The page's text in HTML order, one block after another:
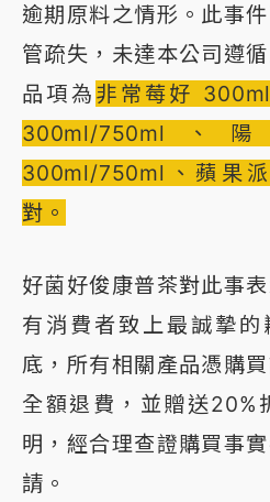
逾期原料之情形。此事
管疏失，未達本公司遵
品項為 非常莓好
300ml/750ml、
300ml/750ml、蘋果
對。
好菌好俊康普茶對此事
有消費者致上最誠摯
底，所有相關產品憑購
全額退費，並贈送20%
明，經合理查證購買事
請。